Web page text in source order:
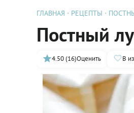
ГЛАВНАЯ РЕЦЕПТЫ
Постный
4.50 (16)Оценить В